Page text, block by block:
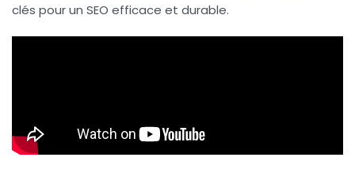
clés pour un SEO efficace et durable.